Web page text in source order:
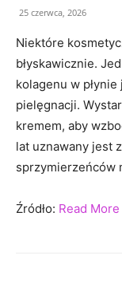
25 czerwca, 2026
Niektóre
błyskawicznie.
kolagenu w
pielęgnacji.
kremem, aby
lat uznawany jest
sprzymierzeńców
Źródło: Read More